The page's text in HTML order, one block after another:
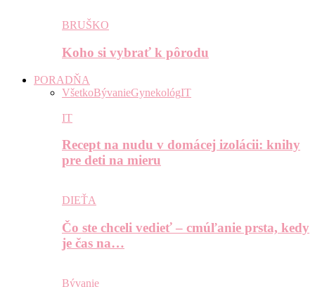
BRUŠKO
Koho si vybrať k pôrodu
PORADŇA
VšetkoBývanieGynekológIT
IT
Recept na nudu v domácej izolácii: knihy
pre deti na mieru
DIEŤA
Čo ste chceli vedieť – cmúľanie prsta, kedy
je čas na…
Bývanie